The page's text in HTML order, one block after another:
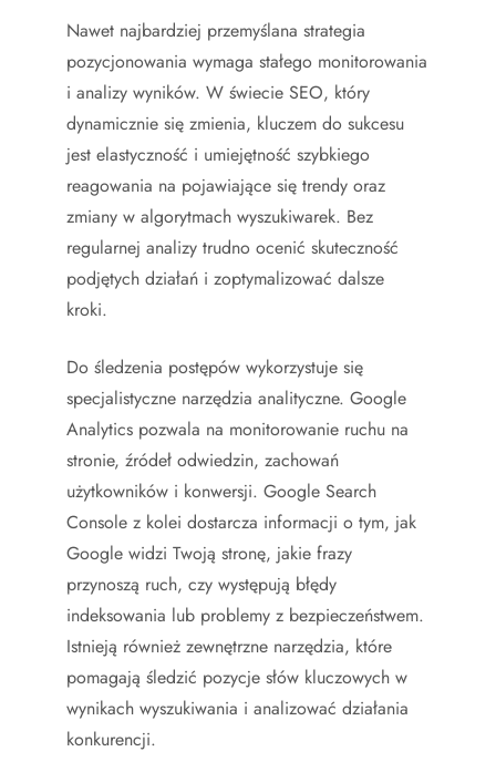
Nawet najbardziej przemyślana strategia
pozycjonowania wymaga stałego monitorowania
i analizy wyników. W świecie SEO, który
dynamicznie się zmienia, kluczem do sukcesu
jest elastyczność i umiejętność szybkiego
reagowania na pojawiające się trendy oraz
zmiany w algorytmach wyszukiwarek. Bez
regularnej analizy trudno ocenić skuteczność
podjętych działań i zoptymalizować dalsze
kroki.
Do śledzenia postępów wykorzystuje się
specjalistyczne narzędzia analityczne. Google
Analytics pozwala na monitorowanie ruchu na
stronie, źródeł odwiedzin, zachowań
użytkowników i konwersji. Google Search
Console z kolei dostarcza informacji o tym, jak
Google widzi Twoją stronę, jakie frazy
przynoszą ruch, czy występują błędy
indeksowania lub problemy z bezpieczeństwem.
Istnieją również zewnętrzne narzędzia, które
pomagają śledzić pozycje słów kluczowych w
wynikach wyszukiwania i analizować działania
konkurencji.